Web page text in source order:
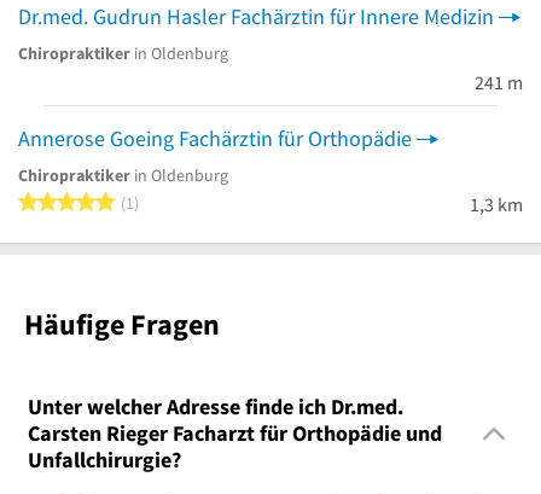
Dr.med. Gudrun Hasler Fachärztin für Innere Medizin
Chiropraktiker in Oldenburg
241 m
Annerose Goeing Fachärztin für Orthopädie
Chiropraktiker in Oldenburg
5 von 5 Sternen
1 1,3 km
Häufige Fragen
Unter welcher Adresse finde ich Dr.med.
Carsten Rieger Facharzt für Orthopädie und
Unfallchirurgie?